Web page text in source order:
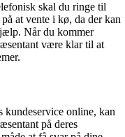
skal du ringe til
at vente i kø, da der kan
Når du kommer
være klar til at
online, kan
på deres